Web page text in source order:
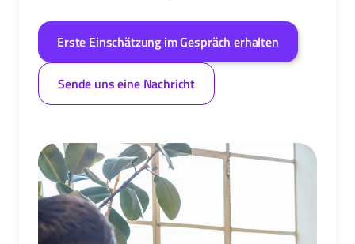
Erste Einschätzung im Gespräch erhalten
Sende uns eine Nachricht